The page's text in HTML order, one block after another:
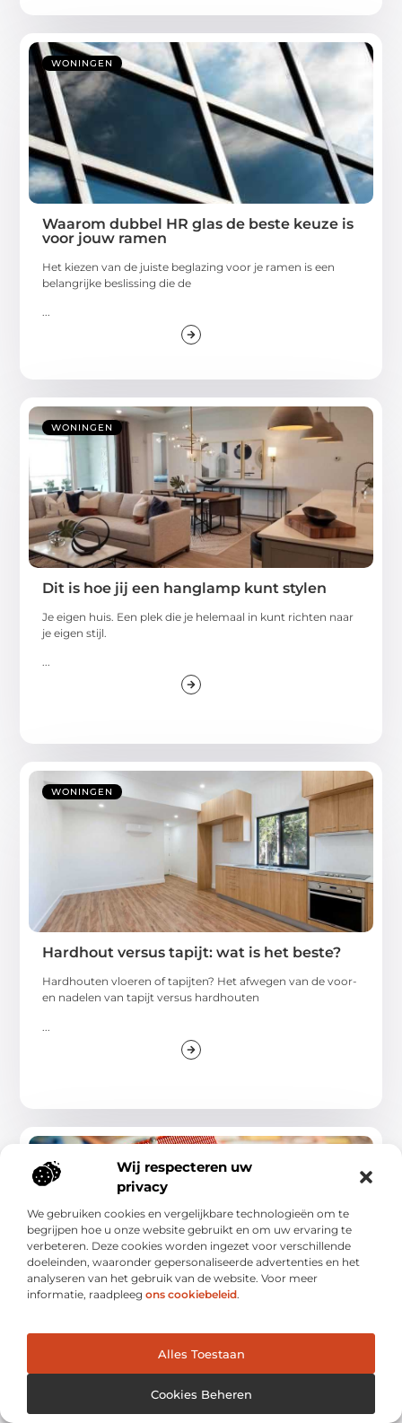
Wij respecteren uw
privacy
We gebruiken cookies en vergelijkbare technologieën om te
begrijpen hoe u onze website gebruikt en om uw ervaring te
verbeteren. Deze cookies worden ingezet voor verschillende
doeleinden, waaronder gepersonaliseerde advertenties en het
analyseren van het gebruik van de website. Voor meer
informatie, raadpleeg ons cookiebeleid.
Alles Toestaan
Cookies Beheren
WONINGEN
Waarom dubbel HR glas de beste keuze is
voor jouw ramen
Het kiezen van de juiste beglazing voor je ramen is een
belangrijke beslissing die de
WONINGEN
Dit is hoe jij een hanglamp kunt stylen
Je eigen huis. Een plek die je helemaal in kunt richten naar
je eigen stijl.
...
WONINGEN
Hardhout versus tapijt: wat is het beste?
Hardhouten vloeren of tapijten? Het afwegen van de voor-
en nadelen van tapijt versus hardhouten
bedrijvenopzoeken.nl
Veel mensen denken dat hun hypotheeklasten gewoon de
kosten van levensonderhoud zijn. Maar dit kan